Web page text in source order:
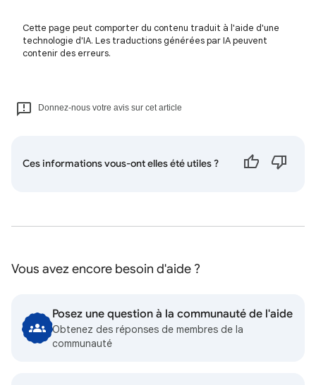
Cette page peut comporter du contenu traduit à l'aide d'une
technologie d'IA. Les traductions générées par IA peuvent
contenir des erreurs.
Donnez-nous votre avis sur cet article
Ces informations vous-ont elles été utiles ?
Vous avez encore besoin d'aide ?
Posez une question à la communauté de l'aide
Obtenez des réponses de membres de la
communauté